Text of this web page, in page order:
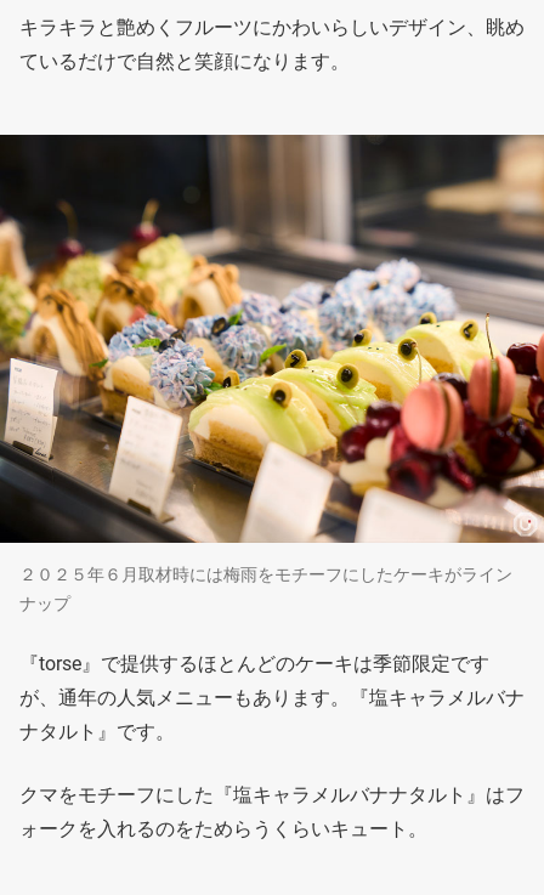
キラキラと艶めくフルーツにかわいらしいデザイン、眺め
ているだけで自然と笑顔になります。
２０２５年６月取材時には梅雨をモチーフにしたケーキがライン
ナップ
『torse』で提供するほとんどのケーキは季節限定です
が、通年の人気メニューもあります。『塩キャラメルバナ
ナタルト』です。
クマをモチーフにした『塩キャラメルバナナタルト』はフ
ォークを入れるのをためらうくらいキュート。